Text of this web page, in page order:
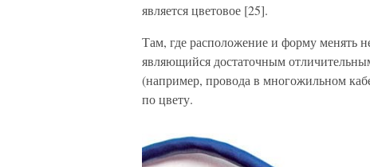
является цветовое [25].
Там, где расположение и форму менять
являющийся достаточным
(например, провода в многожильном
по цвету.